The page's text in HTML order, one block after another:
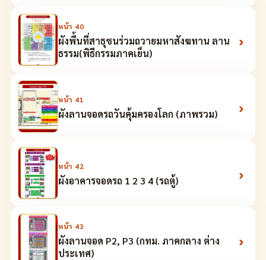
หน้า 40
ผังพื้นที่สาธุชนร่วมถวายมหาสังฆทาน ลาน
ธรรม(พิธีกรรมภาคเย็น)
›
หน้า 41
ผังลานจอดรถวันคุ้มครองโลก (ภาพรวม) ›
หน้า 42
ผังอาคารจอดรถ 1 2 3 4 (รถตู้) ›
หน้า 43
ผังลานจอด P2, P3 (กทม. ภาคกลาง ต่าง
ประเทศ)
›